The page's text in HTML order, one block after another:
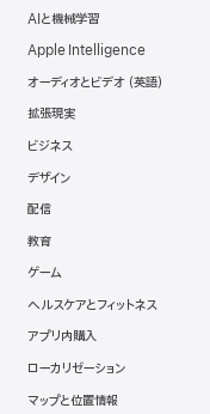
AIと機械学習
Apple Intelligence
オーディオとビデオ
拡張現実
ビジネス
デザイン
配信
教育
ゲーム
ヘルスケアとフィットネス
アプリ内購入
ローカリゼーション
マップと位置情報